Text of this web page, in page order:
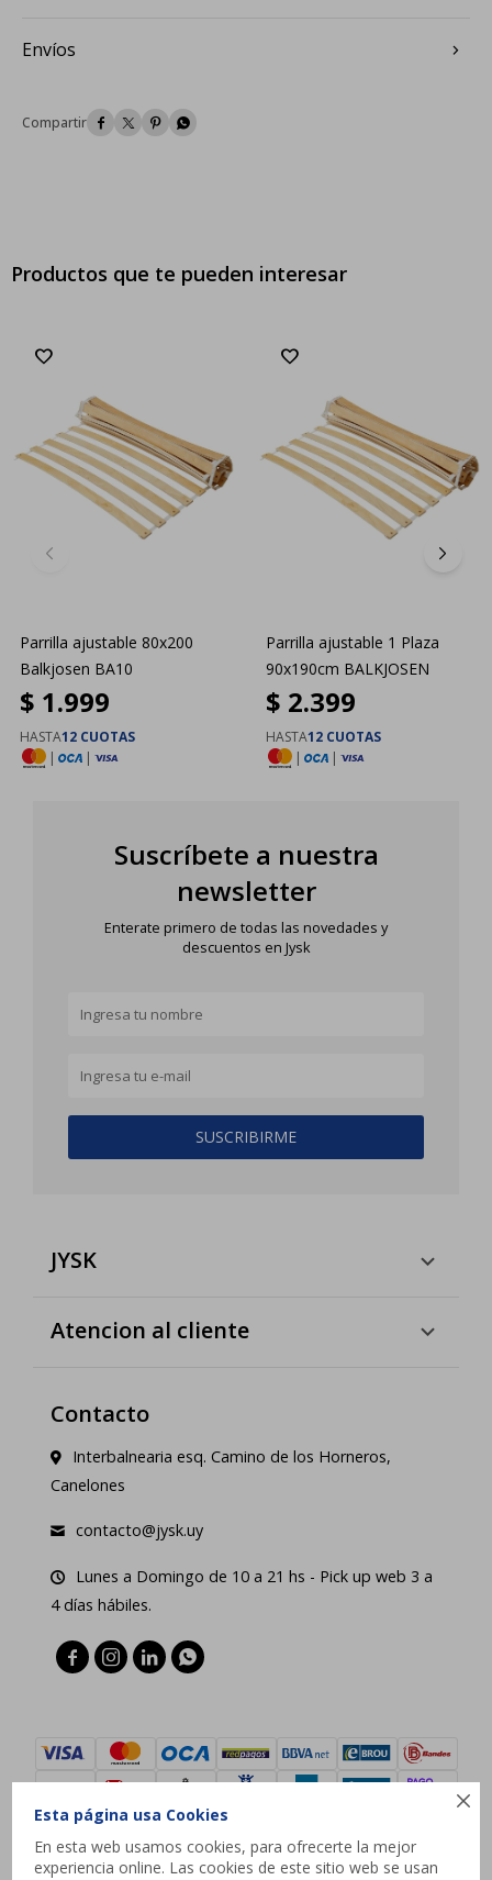

Esta página usa Cookies
En esta web usamos cookies, para ofrecerte la mejor
experiencia online. Las cookies de este sitio web se usan
Envíos
   
Productos que te pueden interesar
Parrilla ajustable 80x200
Balkjosen BA10
$ 1.999
HASTA12 CUOTAS
|
|
Parrilla ajustable 1 Plaza
90x190cm BALKJOSEN
$ 2.399
HASTA12 CUOTAS
|
|
Suscríbete a nuestra
newsletter
Enterate primero de todas las novedades y
descuentos en Jysk
SUSCRIBIRME
JYSK
Atencion al cliente
Contacto
Interbalnearia esq. Camino de los Horneros,
Canelones
contacto@jysk.uy
Lunes a Domingo de 10 a 21 hs - Pick up web 3 a
4 días hábiles.
   
© Copyright 2026 / JYSK